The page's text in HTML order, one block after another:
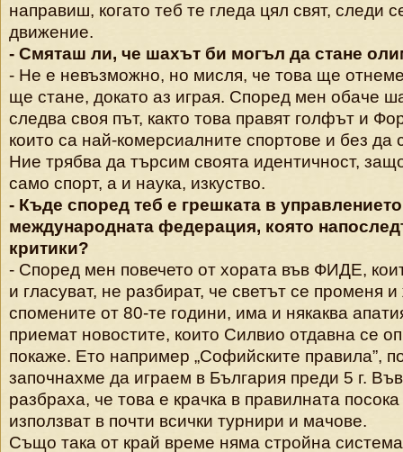
направиш, когато теб те гледа цял свят, следи
движение.
- Смяташ ли, че шахът би могъл да стане
- Не е невъзможно, но мисля, че това ще
ще стане, докато аз играя. Според мен обаче
следва своя път, както това правят голфът и
които са най-комерсиалните спортове и без да
Ние трябва да търсим своята идентичност,
само спорт, а и наука, изкуство.
- Къде според теб е грешката в
международната федерация, която
критики?
- Според мен повечето от хората във ФИДЕ,
и гласуват, не разбират, че светът се променя
спомените от 80-те години, има и някаква
приемат новостите, които Силвио отдавна се
покаже. Ето например „Софийските правила”,
започнахме да играем в България преди 5 г.
разбраха, че това е крачка в правилната
използват в почти всички турнири и мачове.
Също така от край време няма стройна